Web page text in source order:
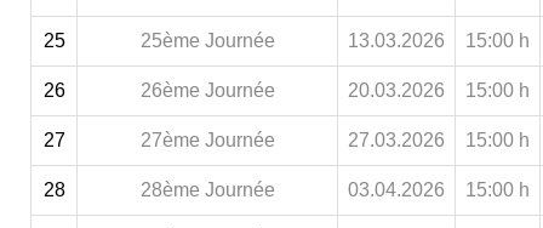
25 25ème Journée 13.03.2026 15:00 h
26 26ème Journée 20.03.2026 15:00 h
27 27ème Journée 27.03.2026 15:00 h
28 28ème Journée 03.04.2026 15:00 h